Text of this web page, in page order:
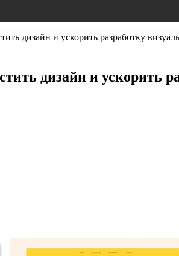
дизайн и ускорить разработку
дизайн и ускорить